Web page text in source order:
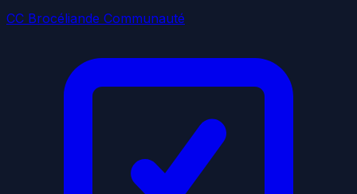
CC Brocéliande Communauté